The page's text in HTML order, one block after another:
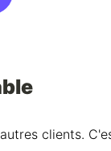
clients.